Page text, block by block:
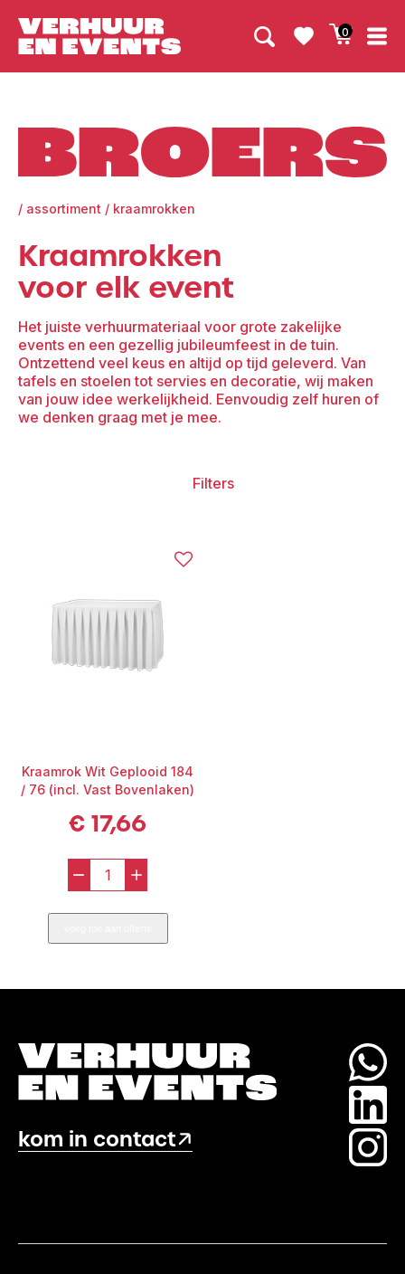
0
/ assortiment / kraamrokken
Kraamrokken
voor elk event
Het juiste verhuurmateriaal voor grote zakelijke
events en een gezellig jubileumfeest in de tuin.
Ontzettend veel keus en altijd op tijd geleverd. Van
tafels en stoelen tot servies en decoratie, wij maken
van jouw idee werkelijkheid. Eenvoudig zelf huren of
we denken graag met je mee.
Filters
Kraamrok Wit Geplooid 184
/ 76 (incl. Vast Bovenlaken)
€ 17,66
-
Kraamrok
Wit
Geplooid
/
Vast
Bovenlaken)
aantal
+
kom in contact